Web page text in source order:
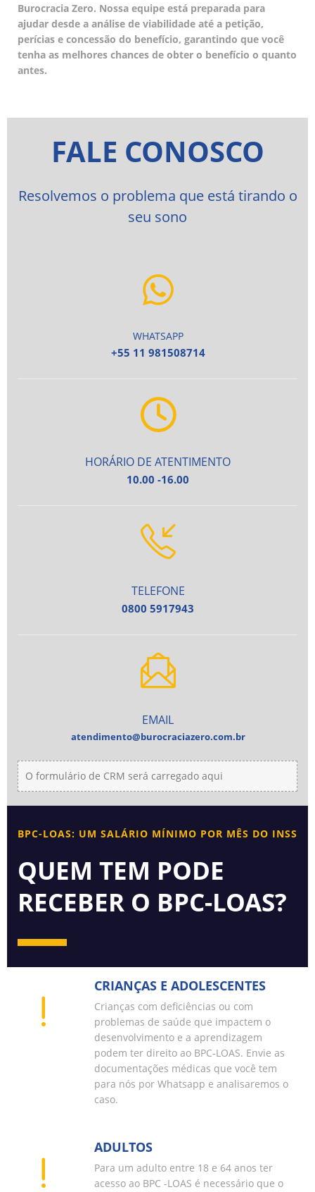
Burocracia Zero. Nossa equipe está preparada para
ajudar desde a análise de viabilidade até a petição,
perícias e concessão do benefício, garantindo que você
tenha as melhores chances de obter o benefício o quanto
antes.
O formulário de CRM será carregado aqui
FALE CONOSCO
Resolvemos o problema que está tirando o
seu sono
WHATSAPP
+55 11 981508714
HORÁRIO DE ATENTIMENTO
10.00 -16.00
TELEFONE
0800 5917943
EMAIL
atendimento@burocraciazero.com.br
BPC-LOAS: UM SALÁRIO MÍNIMO POR MÊS DO INSS
QUEM TEM PODE
RECEBER O BPC-LOAS?
CRIANÇAS E ADOLESCENTES
Crianças com deficiências ou com
problemas de saúde que impactem o
desenvolvimento e a aprendizagem
podem ter direito ao BPC-LOAS. Envie as
documentações médicas que você tem
para nós por Whatsapp e analisaremos o
caso.
ADULTOS
Para um adulto entre 18 e 64 anos ter
acesso ao BPC -LOAS é necessário que o